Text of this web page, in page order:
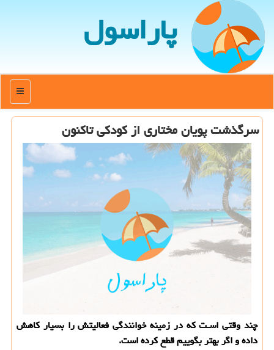
پاراسول
منو
سرگذشت پویان مختاری از كودكی تاكنون
چند وقتی اسـت كه در زمینه خوانندگی فعالیتش را بسیار كاهش
داده و اگر بهتر بگوییم قطع كرده است.